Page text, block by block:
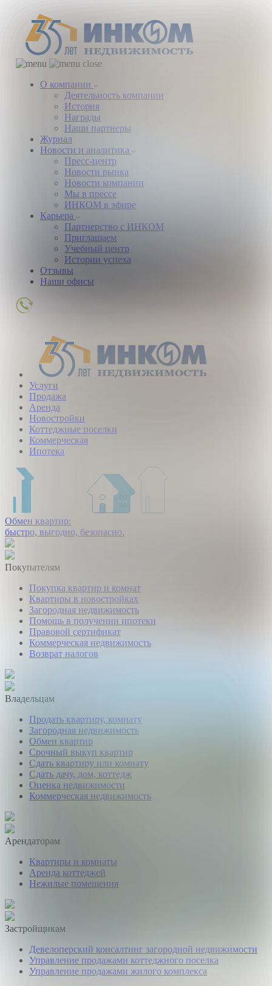
О компании
Деятельность компании
История
Награды
Наши партнеры
Журнал
Новости и аналитика
Пресс-центр
Новости рынка
Новости компании
Мы в прессе
ИНКОМ в эфире
Карьера
Партнерство с ИНКОМ
Приглашаем
Учебный центр
Истории успеха
Отзывы
Наши офисы
Услуги
Продажа
Аренда
Новостройки
Коттеджные поселки
Коммерческая
Ипотека
Обмен квартир:
быстро, выгодно, безопасно.
Покупателям
Покупка квартир и комнат
Квартиры в новостройках
Загородная недвижимость
Помощь в получении ипотеки
Правовой сертификат
Коммерческая недвижимость
Возврат налогов
Владельцам
Продать квартиру, комнату
Загородная недвижимость
Обмен квартир
Срочный выкуп квартир
Сдать квартиру или комнату
Сдать дачу, дом, коттедж
Оценка недвижимости
Коммерческая недвижимость
Арендаторам
Квартиры и комнаты
Аренда коттеджей
Нежилые помещения
Застройщикам
Девелоперский консалтинг загородной недвижимости
Управление продажами коттеджного поселка
Управление продажами жилого комплекса